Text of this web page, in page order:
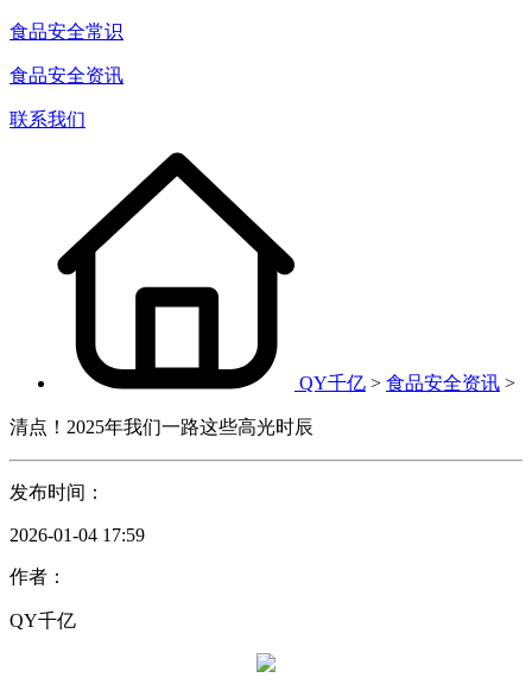
食品安全常识
食品安全资讯
联系我们
QY千亿 > 食品安全资讯 >
清点！2025年我们一路这些高光时辰
发布时间：
2026-01-04 17:59
作者：
QY千亿